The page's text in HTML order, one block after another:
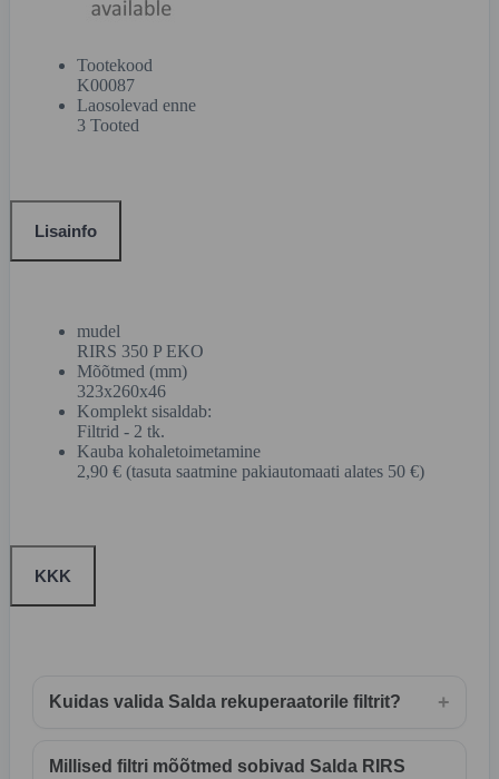
Tootekood
K00087
Laosolevad enne
3 Tooted
Lisainfo
mudel
RIRS 350 P EKO
Mõõtmed (mm)
323x260x46
Komplekt sisaldab:
Filtrid - 2 tk.
Kauba kohaletoimetamine
2,90 € (tasuta saatmine pakiautomaati alates 50 €)
KKK
Kuidas valida Salda rekuperaatorile filtrit? +
Millised filtri mõõtmed sobivad Salda RIRS